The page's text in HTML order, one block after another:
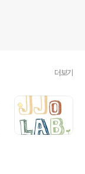
더보기